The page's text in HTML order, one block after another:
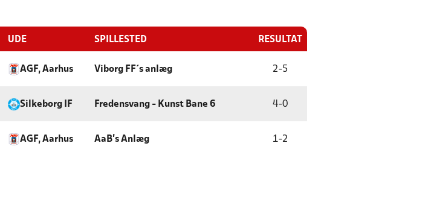
UDE SPILLESTED RESULTAT
AGF, Aarhus Viborg FF´s anlæg 2-5
Silkeborg IF Fredensvang - Kunst Bane 6 4-0
AGF, Aarhus AaB's Anlæg 1-2